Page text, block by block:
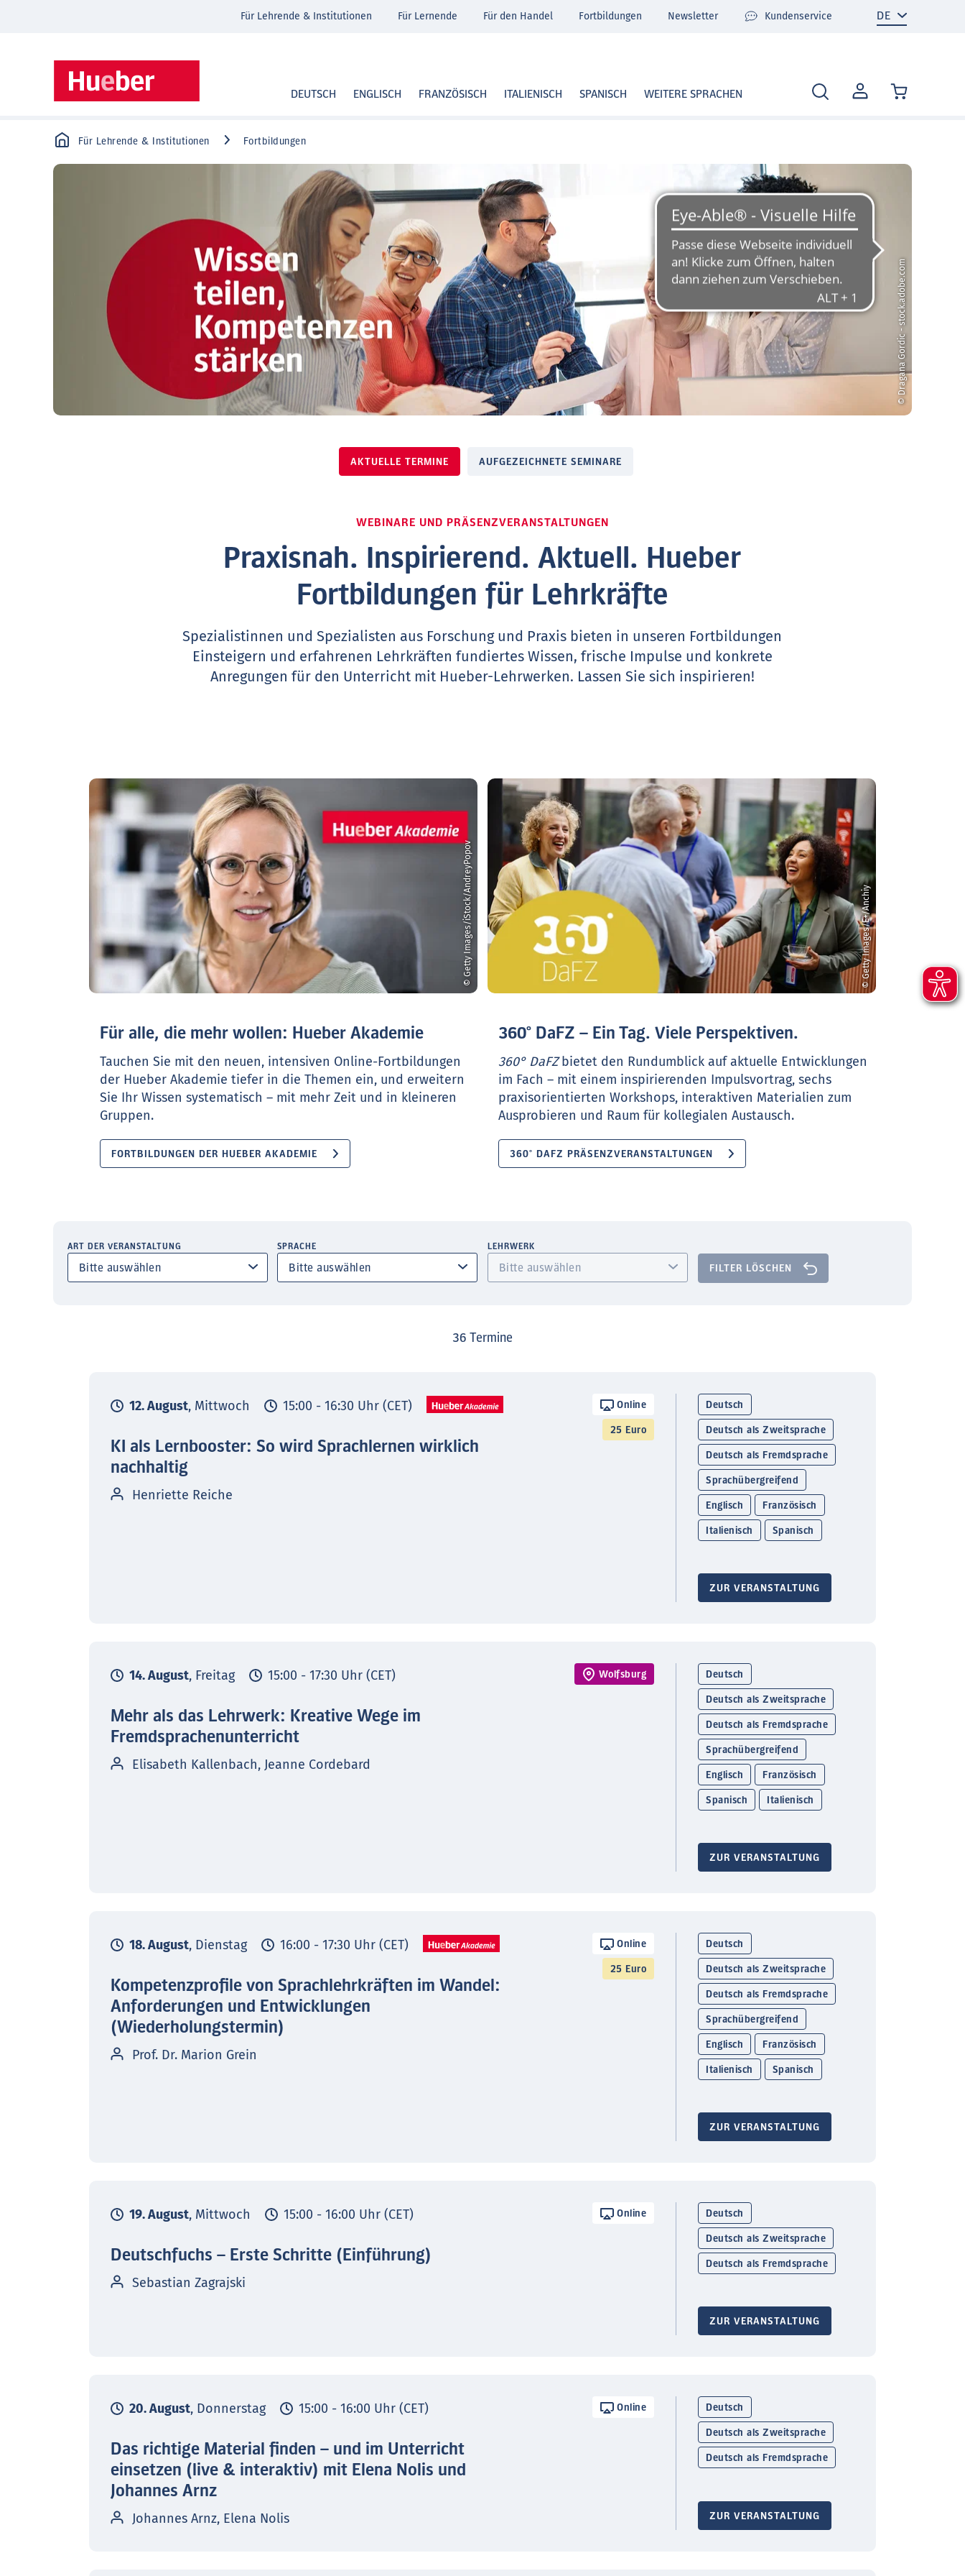
MEIN
KONTO
DEUTSCH ENGLISCH FRANZÖSISCH ITALIENISCH SPANISCH WEITERE SPRACHEN
Für Lehrende & Institutionen Für Lernende Für den Handel Fortbildungen Newsletter Kundenservice
Für Lehrende & Institutionen Fortbildungen
© Dragana Gordic - stock.adobe.com
AKTUELLE TERMINE AUFGEZEICHNETE SEMINARE
WEBINARE UND PRÄSENZVERANSTALTUNGEN
Praxisnah. Inspirierend. Aktuell. Hueber
Fortbildungen für Lehrkräfte
Spezialistinnen und Spezialisten aus Forschung und Praxis bieten in unseren Fortbildungen
Einsteigern und erfahrenen Lehrkräften fundiertes Wissen, frische Impulse und konkrete
Anregungen für den Unterricht mit Hueber-Lehrwerken. Lassen Sie sich inspirieren!
© Getty Images/iStock/AndreyPopov
Für alle, die mehr wollen: Hueber Akademie
Tauchen Sie mit den neuen, intensiven Online-Fortbildungen
der Hueber Akademie tiefer in die Themen ein, und erweitern
Sie Ihr Wissen systematisch – mit mehr Zeit und in kleineren
Gruppen.
FORTBILDUNGEN DER HUEBER AKADEMIE
© Getty Images/E+/Anchiy
360° DaFZ – Ein Tag. Viele Perspektiven.
360° DaFZbietet den Rundumblick auf aktuelle Entwicklungen
im Fach – mit einem inspirierenden Impulsvortrag, sechs
praxisorientierten Workshops, interaktiven Materialien zum
Ausprobieren und Raum für kollegialen Austausch.
360° DAFZ PRÄSENZVERANSTALTUNGEN
ART DER VERANSTALTUNG SPRACHE LEHRWERK
FILTER LÖSCHEN
36 Termine
12. August, Mittwoch 15:00 - 16:30 Uhr (CET) Online
25 Euro
KI als Lernbooster: So wird Sprachlernen wirklich
nachhaltig
Henriette Reiche
Deutsch
Deutsch als Zweitsprache
Deutsch als Fremdsprache
Sprachübergreifend
Englisch Französisch
Italienisch Spanisch
ZUR VERANSTALTUNG
14. August, Freitag 15:00 - 17:30 Uhr (CET) Wolfsburg
Mehr als das Lehrwerk: Kreative Wege im
Fremdsprachenunterricht
Elisabeth Kallenbach, Jeanne Cordebard
Deutsch
Deutsch als Zweitsprache
Deutsch als Fremdsprache
Sprachübergreifend
Englisch Französisch
Spanisch Italienisch
ZUR VERANSTALTUNG
18. August, Dienstag 16:00 - 17:30 Uhr (CET) Online
25 Euro
Kompetenzprofile von Sprachlehrkräften im Wandel:
Anforderungen und Entwicklungen
(Wiederholungstermin)
Prof. Dr. Marion Grein
Deutsch
Deutsch als Zweitsprache
Deutsch als Fremdsprache
Sprachübergreifend
Englisch Französisch
Italienisch Spanisch
ZUR VERANSTALTUNG
19. August, Mittwoch 15:00 - 16:00 Uhr (CET) Online
Deutschfuchs – Erste Schritte (Einführung)
Sebastian Zagrajski
Deutsch
Deutsch als Zweitsprache
Deutsch als Fremdsprache
ZUR VERANSTALTUNG
20. August, Donnerstag 15:00 - 16:00 Uhr (CET) Online
Das richtige Material finden – und im Unterricht
einsetzen (live & interaktiv) mit Elena Nolis und
Johannes Arnz
Johannes Arnz, Elena Nolis
Deutsch
Deutsch als Zweitsprache
Deutsch als Fremdsprache
ZUR VERANSTALTUNG